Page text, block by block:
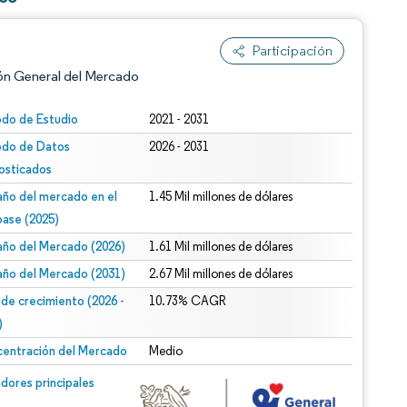
Participación
General del Mercado
de Estudio 2021 - 2031
de Datos
2026 - 2031
del mercado en el
(2025)
1.45 Mil millones de dólares
del Mercado (2026) 1.61 Mil millones de dólares
del Mercado (2031) 2.67 Mil millones de dólares
de crecimiento (2026 -
10.73% CAGR
del Mercado Medio
principales
© Mordor Intelligence. El uso requiere atribución según CC BY 4.0.
CC BY 4.0.